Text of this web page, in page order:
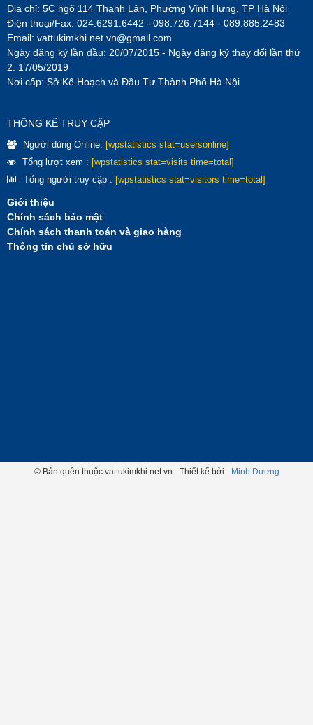
Địa chỉ: 5C ngõ 114 Thanh Lân, Phường Vĩnh Hưng, TP Hà Nội
Điện thoại/Fax: 024.6291.6442 - 098.726.7144 - 089.885.2483
Email: vattukimkhi.net.vn@gmail.com
Ngày đăng ký lần đầu: 20/07/2015 - Ngày đăng ký thay đổi lần thứ
2: 17/05/2019
Nơi cấp: Sở Kế Hoạch và Đầu Tư Thành Phố Hà Nội
THÔNG KÊ TRUY CẬP
Người dùng Online: [wpstatistics stat=usersonline]
Tổng lượt xem : [wpstatistics stat=visits time=total]
Tổng người truy cập : [wpstatistics stat=visitors time=total]
Giới thiệu
Chính sách bảo mật
Chính sách thanh toán và giao hàng
Thông tin chủ sở hữu
© Bản quền thuộc vattukimkhi.net.vn - Thiết kế bởi - Minh Dương